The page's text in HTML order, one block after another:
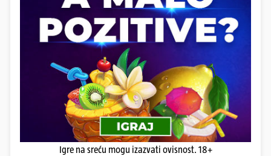
Igre na sreću mogu izazvati ovisnost. 18+